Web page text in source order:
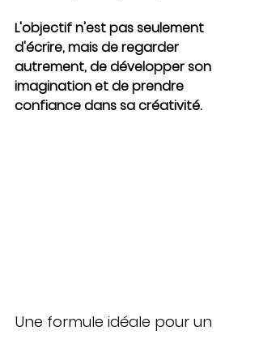
L'objectif n'est pas seulement
d'écrire, mais de regarder
autrement, de développer son
imagination et de prendre
confiance dans sa créativité.
Une formule idéale pour un